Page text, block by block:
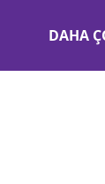
DAHA